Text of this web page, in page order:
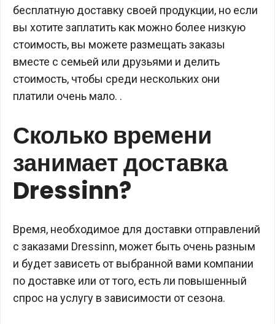
бесплатную доставку своей продукции, но если
вы хотите заплатить как можно более низкую
стоимость, вы можете размещать заказы
вместе с семьей или друзьями и делить
стоимость, чтобы среди нескольких они
платили очень мало. .
Сколько времени
занимает доставка
Dressinn?
Время, необходимое для доставки отправлений
с заказами Dressinn, может быть очень разным
и будет зависеть от выбранной вами компании
по доставке или от того, есть ли повышенный
спрос на услугу в зависимости от сезона.